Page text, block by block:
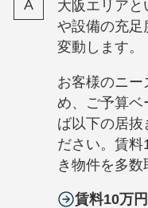
大阪エリア
や設備の充足
変動します。
お客様のニー
め、ご予算ベ
ば以下の居抜
ださい。賃
き物件を多数
賃料10万